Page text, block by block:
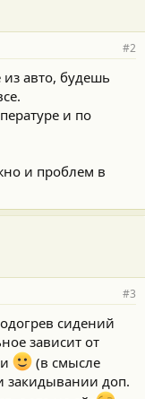
#2
авто, будешь
и по
и проблем в
#3
сидений
зависит от
(в смысле
закидывании доп.